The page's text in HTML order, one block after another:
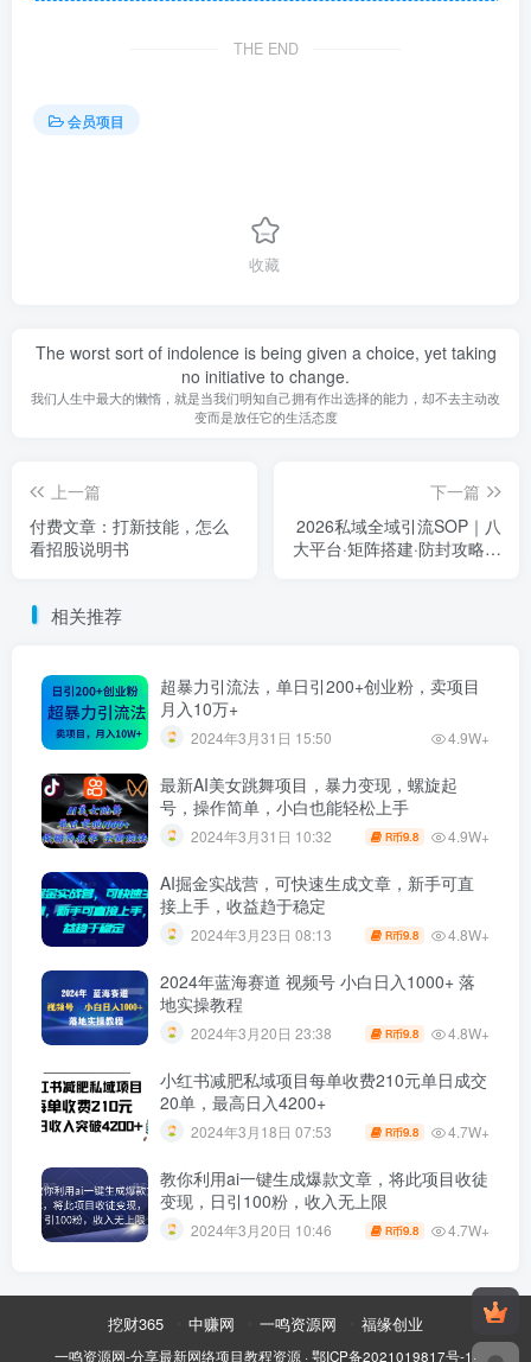
THE END
会员项目
收藏
The worst sort of indolence is being given a choice, yet taking
no initiative to change.
我们人生中最大的懒惰，就是当我们明知自己拥有作出选择的能力，却不去主动改
变而是放任它的生活态度
上一篇
付费文章：打新技能，怎么
看招股说明书
下一篇
2026私域全域引流SOP｜八
大平台·矩阵搭建·防封攻略，
相关推荐
超暴力引流法，单日引200+创业粉，卖项目
月入10万+
2024年3月31日 15:50 4.9W+
最新AI美女跳舞项目，暴力变现，螺旋起
号，操作简单，小白也能轻松上手
2024年3月31日 10:32 R币9.8 4.9W+
AI掘金实战营，可快速生成文章，新手可直
接上手，收益趋于稳定
2024年3月23日 08:13 R币9.8 4.8W+
2024年蓝海赛道 视频号 小白日入1000+ 落
地实操教程
2024年3月20日 23:38 R币9.8 4.8W+
小红书减肥私域项目每单收费210元单日成交
20单，最高日入4200+
2024年3月18日 07:53 R币9.8 4.7W+
教你利用ai一键生成爆款文章，将此项目收徒
变现，日引100粉，收入无上限
2024年3月20日 10:46 R币9.8 4.7W+
挖财365 中赚网 一鸣资源网 福缘创业
一鸣资源网-分享最新网络项目教程资源 · 鄂ICP备2021019817号-1·